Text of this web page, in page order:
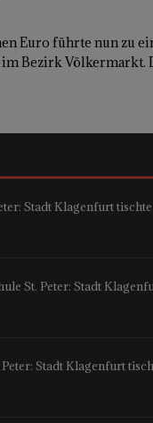
Euro führte nun zu
Bezirk Völkermarkt.
Stadt Klagenfurt tischte
St. Peter: Stadt
Stadt Klagenfurt